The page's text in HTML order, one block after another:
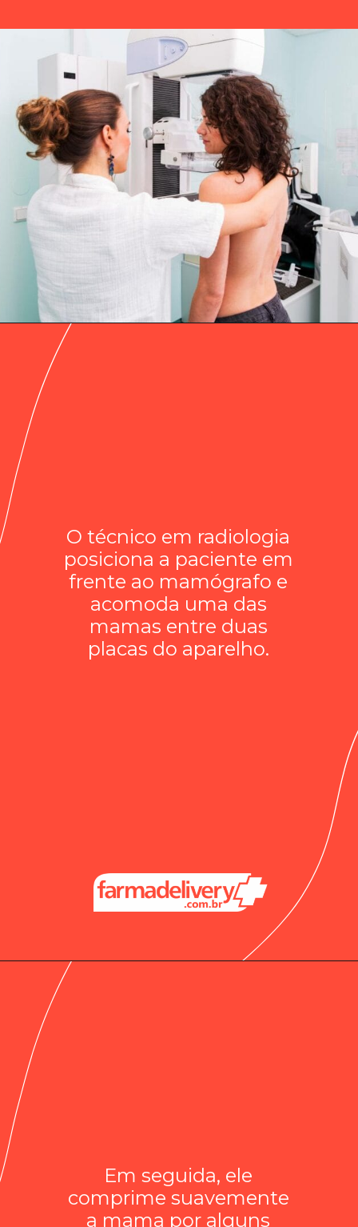
O técnico em radiologia
posiciona a paciente em
frente ao mamógrafo e
acomoda uma das
mamas entre duas
placas do aparelho.
Em seguida, ele
comprime suavemente
a mama por alguns